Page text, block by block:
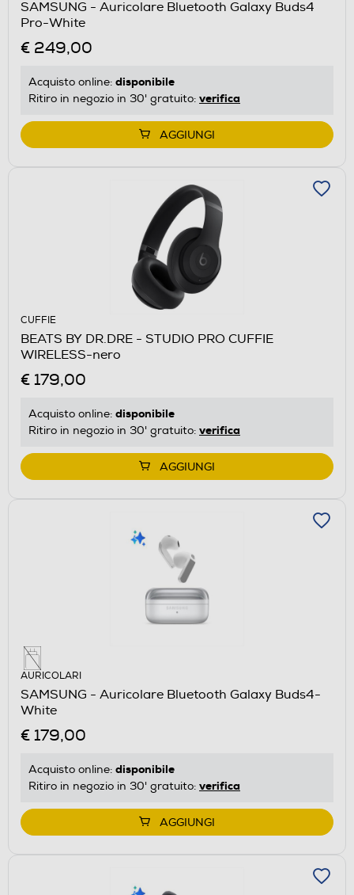
SAMSUNG - Auricolare Bluetooth Galaxy Buds4
Pro-White
€ 249,00
Acquisto online: disponibile
Ritiro in negozio in 30' gratuito: verifica
AGGIUNGI
CUFFIE
BEATS BY DR.DRE - STUDIO PRO CUFFIE
WIRELESS-nero
€ 179,00
Acquisto online: disponibile
Ritiro in negozio in 30' gratuito: verifica
AGGIUNGI
AURICOLARI
SAMSUNG - Auricolare Bluetooth Galaxy Buds4-
White
€ 179,00
Acquisto online: disponibile
Ritiro in negozio in 30' gratuito: verifica
AGGIUNGI